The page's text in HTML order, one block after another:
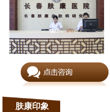
肤康印象